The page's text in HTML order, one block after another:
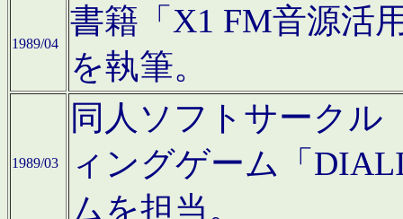
1989/04
書籍「X1 FM音源活
を執筆。
1989/03
同人ソフトサークル
ィングゲーム「
ムを担当。